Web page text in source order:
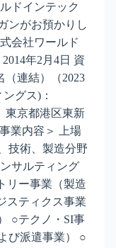
ドインテック
ンがお預かりし
会社ワールド
年2月4日 資
（連結）（2023
グス)：
東京都港区東新
業内容＞ 上場
技術、製造分野
サルティング
リー事業（製造
スティクス事業
○テクノ・SI事
び派遣事業） ○